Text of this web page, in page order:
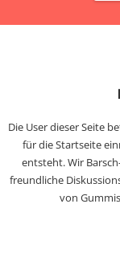
Die User dieser Seite
für die Startseite
entsteht. Wir
freundliche
von